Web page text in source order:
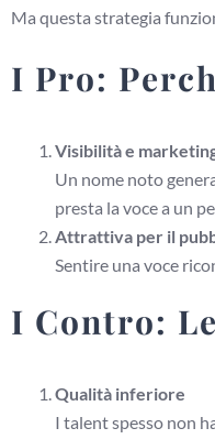
Ma questa strategia
I Pro:
Visibilità e
Un nome noto
presta la voce a un
Attrattiva per il
Sentire una voce
I Contro:
Qualità inferiore
I talent spesso non